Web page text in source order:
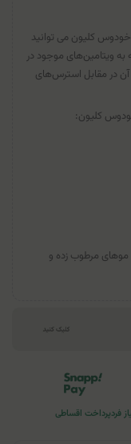
کلیون می توانید
به ویتامین‌های موجود در
آن در مقابل استرس‌های
کلیون:
موهای مرطوب زده و
فردپرداخت اقساطی